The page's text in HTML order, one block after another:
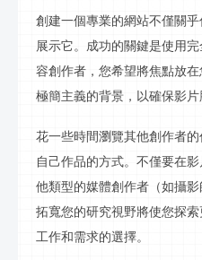
創建一個專業的網站不僅關
展示它。成功的關鍵是使用
容創作者，您希望將焦點放在
極簡主義的背景，以確保影片
花一些時間瀏覽其他創作者
自己作品的方式。不僅要在影
他類型的媒體創作者（如攝影
拓寬您的研究視野將使您探
工作和需求的選擇。